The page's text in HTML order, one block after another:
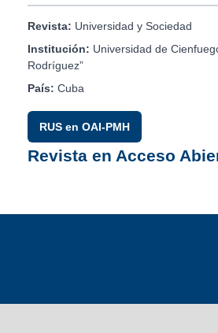
Revista: Universidad y Sociedad
Institución: Universidad de
Rodríguez”
País: Cuba
RUS en OAI-PMH
Revista en Acceso